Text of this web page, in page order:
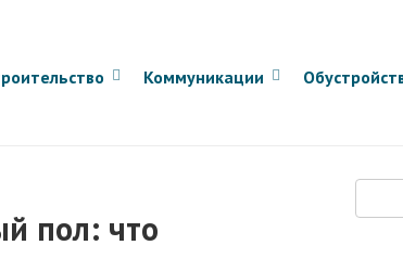
Коммуникации
пол: что